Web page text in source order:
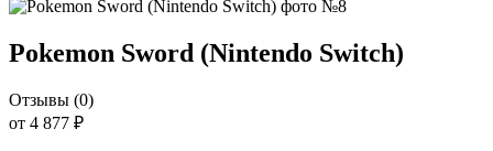
Pokemon Sword (Nintendo Switch)
Отзывы (0)
от 4 877 ₽